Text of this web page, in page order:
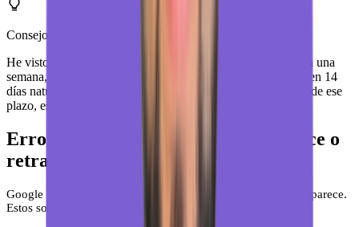
Consejo de experto
He visto muchos negocios solicitar la postal y, al no llegar en una
semana, pedir otra. Eso cancela la anterior. Si no ha llegado en 14
días naturales, entonces sí puedes solicitar una nueva. Antes de ese
plazo, espera.
Errores que hacen que Google rechace o
retrase tu verificación
Google rechaza verificaciones con más frecuencia de lo que parece.
Estos son los errores más comunes: